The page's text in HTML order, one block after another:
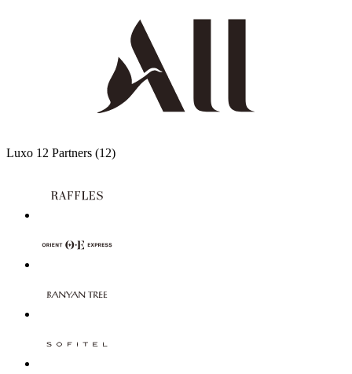
Luxo 12 Partners (12)